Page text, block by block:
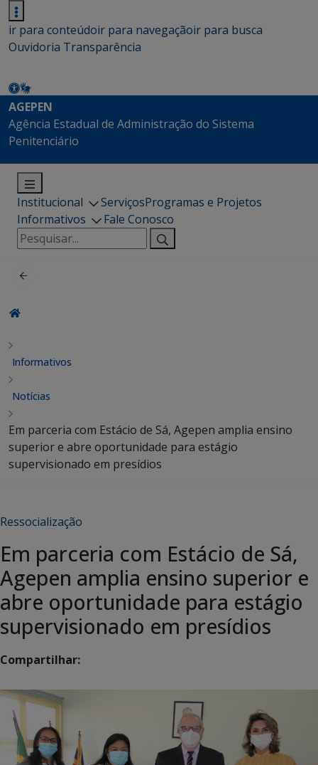
ir para conteúdoir para navegaçãoir para busca
Ouvidoria Transparência
AGEPEN
Agência Estadual de Administração do Sistema
Penitenciário
Institucional ServiçosProgramas e Projetos
Informativos
Fale Conosco
Pesquisar
por:
Informativos
Notícias
Em parceria com Estácio de Sá, Agepen amplia ensino
superior e abre oportunidade para estágio
supervisionado em presídios
Ressocialização
Em parceria com Estácio de Sá,
Agepen amplia ensino superior e
abre oportunidade para estágio
supervisionado em presídios
Compartilhar: